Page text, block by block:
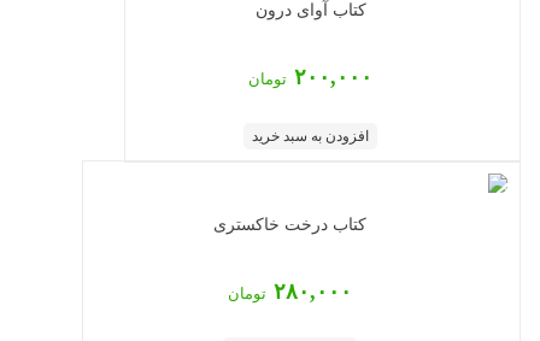
کتاب آوای درون
۲۰۰,۰۰۰ تومان
افزودن به سبد خرید
کتاب درخت خاکستری
۲۸۰,۰۰۰ تومان